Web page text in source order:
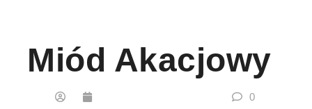
Miód Akacjowy
0